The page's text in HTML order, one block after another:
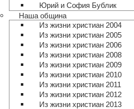
Юрий и София Бублик
Наша община
Из жизни христиан 2004
Из жизни христиан 2005
Из жизни христиан 2006
Из жизни христиан 2008
Из жизни христиан 2009
Из жизни христиан 2010
Из жизни христиан 2011
Из жизни христиан 2012
Из жизни христиан 2013